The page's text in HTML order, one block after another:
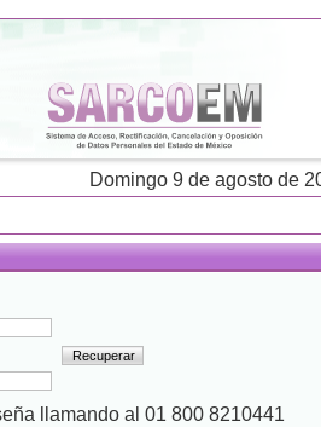
Domingo 9 de agosto de
llamando al 01 800 8210441